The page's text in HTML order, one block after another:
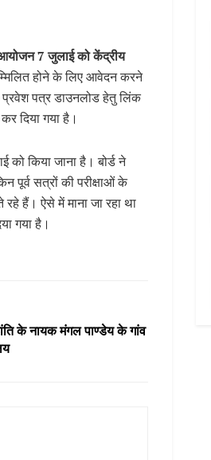
7 जुलाई को केंद्रीय
होने के लिए आवेदन करने
के प्रवेश पत्र डाउनलोड हेतु लिंक
दिया गया है।
किया जाना है। बोर्ड ने
पूर्व सत्रों की परीक्षाओं के
रहे हैं। ऐसे में माना जा रहा था
गया है।
के नायक मंगल पाण्डेय के गांव